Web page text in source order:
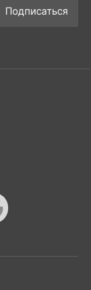
Подписаться